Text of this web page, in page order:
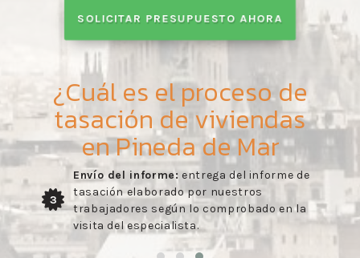
SOLICITAR PRESUPUESTO AHORA
¿Cuál es el proceso de
tasación de viviendas
en Pineda de Mar
3
Envío del informe: entrega del informe de
tasación elaborado por nuestros
trabajadores según lo comprobado en la
visita del especialista.